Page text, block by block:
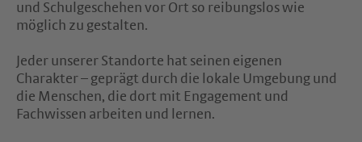
und Schulgeschehen vor Ort so reibungslos wie
möglich zu gestalten.
Jeder unserer Standorte hat seinen eigenen
Charakter – geprägt durch die lokale Umgebung und
die Menschen, die dort mit Engagement und
Fachwissen arbeiten und lernen.